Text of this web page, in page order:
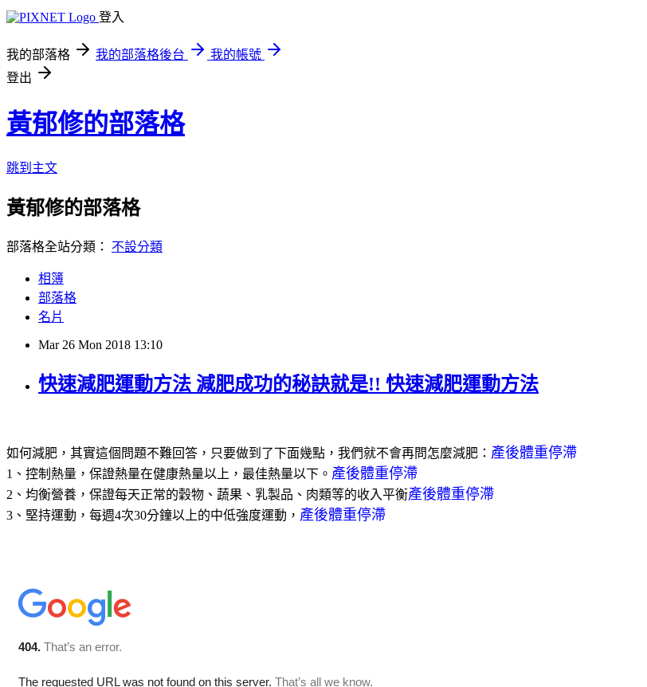
登入
我的部落格 我的部落格後台
我的帳號
登出
黃郁修的部落格
跳到主文
黃郁修的部落格
部落格全站分類： 不設分類
相簿
部落格
名片
Mar 26 Mon 2018 13:10
快速減肥運動方法 減肥成功的秘訣就是!! 快速減肥運動方法
如何減肥，其實這個問題不難回答，只要做到了下面幾點，我們就不會再問怎麼減肥： 產後體重停滯
1、控制熱量，保證熱量在健康熱量以上，最佳熱量以下。 產後體重停滯
2、均衡營養，保證每天正常的穀物、蔬果、乳製品、肉類等的收入平衡產後體重停滯
3、堅持運動，每週4次30分鐘以上的中低強度運動， 產後體重停滯